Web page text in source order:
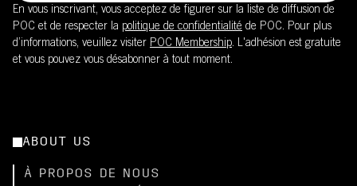
En vous inscrivant, vous acceptez de figurer sur la liste de diffusion de
POC et de respecter la politique de confidentialité de POC. Pour plus
d’informations, veuillez visiter POC Membership. L'adhésion est gratuite
et vous pouvez vous désabonner à tout moment.
ABOUT US
À PROPOS DE NOUS